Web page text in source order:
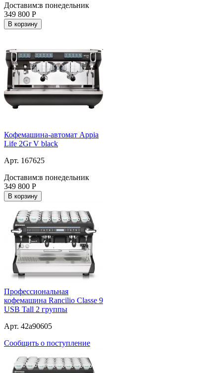
Доставим:в понедельник
349 800 Р
В корзину
Кофемашина-автомат Appia
Life 2Gr V black
Арт. 167625
Доставим:в понедельник
349 800 Р
В корзину
Профессиональная
кофемашина Rancilio Classe 9
USB Tall 2 группы
Арт. 42a90605
Сообщить о поступление